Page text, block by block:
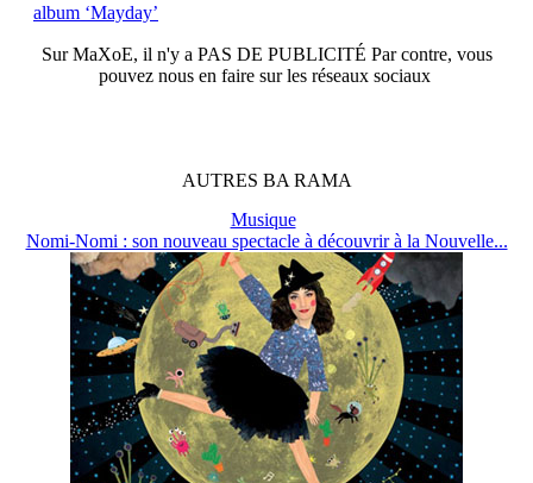
album ‘Mayday’
SurMaXoE, il n'y a PAS DE PUBLICITÉ Par contre, vous
pouvez nous en faire sur les réseaux sociaux
AUTRES BA RAMA
Musique
Nomi-Nomi : son nouveau spectacle à découvrir à la Nouvelle...